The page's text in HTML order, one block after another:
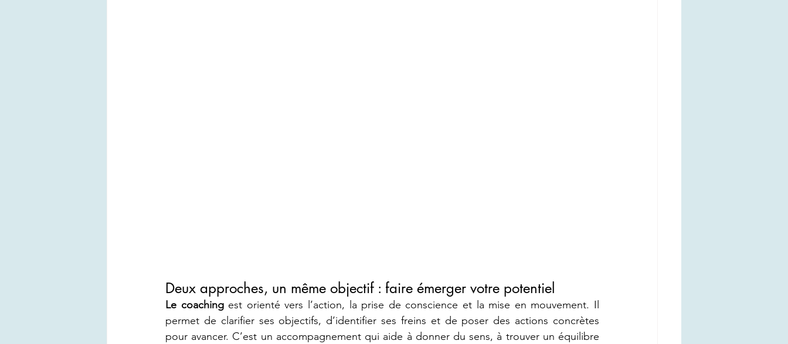
Deux approches, un même objectif : faire émerger votre potentiel
Le coaching est orienté vers l’action, la prise de conscience et la mise en mouvement. Il
permet de clarifier ses objectifs, d’identifier ses freins et de poser des actions concrètes
pour avancer. C’est un accompagnement qui aide à donner du sens, à trouver un équilibre